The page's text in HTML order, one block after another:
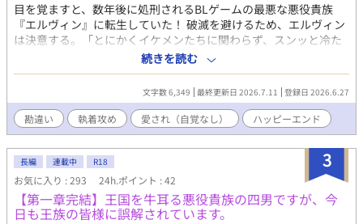
目を覚ますと、数年後に処刑されるBLゲームの最悪な悪役貴族
『エルヴィン』に転生していた！ 破滅を避けるため、エルヴィン
は決意する。「とにかくイケメンたちに関わらず、スンッと冷た
く突き放して空気になろう」 生き残るために完璧な『塩対応』を
貫きつつ、裏では彼らに気づかれないよう、ボロボロになりなが
ら命がけでフラグをバキバキに折りまくるエルヴィン。本人は
「よし、これで嫌われて遠ざけてもらえる」と思っていた。 だ
が、裏での健気な（保身のための）自己犠牲を、攻め候補たちに
次々と目撃されてしまい――！？ 「兄上、なぜ裏でそんなに傷つ
いているんですか……？」「エルヴィン様、僕のためにそこま
で……もう絶対に離しません」 ドライに振る舞えば振る舞うほ
ど、周囲の愛と執着がクソデカ大爆発！本人は1ミリも愛されてい
ることに気づかない、勘違いだらけの激重逆ハーレム！
続きを読む
文字数 6,349 最終更新日 2026.7.11 登録日 2026.6.27
勘違い 執着攻め 愛され（自覚なし） ハッピーエンド
3
長編 連載中 R18
お気に入り : 293 24h.ポイント : 42
【第一章完結】王国を牛耳る悪役貴族の四男ですが、今
日も王族の皆様に誤解されています。